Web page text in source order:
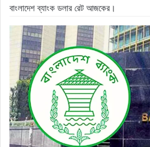
বাংলাদেশ ব্যাংক ডলার রেট আজকের।